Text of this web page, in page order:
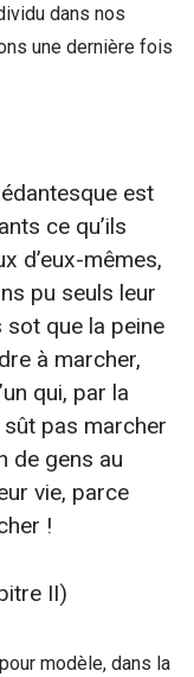
dans nos
une dernière fois
est
ce qu’ils
d’eux-mêmes,
pu seuls leur
sot que la peine
à marcher,
qui, par la
pas marcher
de gens au
vie, parce
!
II)
modèle, dans la